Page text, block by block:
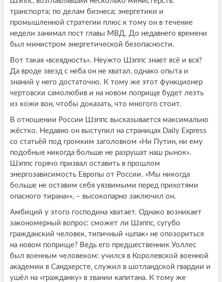
транспорта; по делам бизнеса; энергетики и
промышленной стратегии плюс к тому он в течение
недели занимал пост главы МВД. До недавнего времени
был министром энергетической безопасности.
Вот такая «всеядность». Неужто Шэппс знает всё и вся?
Да вроде звезд с неба он не хватал, однако опыта и
знаний у него достаточно. К тому же этот функционер
чертовски самолюбив и на новом поприще будет лезть
из кожи вон, чтобы доказать, что многого стоит.
В отношении России Шэппс высказывается максимально
жёстко. Недавно он выступил на страницах Daily Express
со статьёй под громким заголовком «Ни Путин, ни ему
подобные никогда больше не разрушат наш рынок».
Шэппс горячо призвал оставить в прошлом
энергозависимость Европы от России. «Мы никогда
больше не оставим себя уязвимыми перед прихотями
опасного тирана»», – высокопарно заключил он.
Амбиций у этого господина хватает. Однако возникает
закономерный вопрос: сможет ли Шэппс, сугубо
гражданский человек, типичный «шпак» не опозориться
на новом поприще? Ведь его предшественник Уоллес
был военным человеком: учился в Королевской военной
академии в Сандхерсте, служил в шотландской гвардии и
ушёл на «гражданку» в звании капитана. К тому же